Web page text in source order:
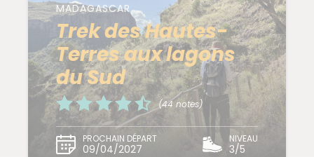
MADAGASCAR
Trek des Hautes-
Terres aux lagons
du Sud
(44 notes)
PROCHAIN DÉPART
09/04/2027
NIVEAU
3/5